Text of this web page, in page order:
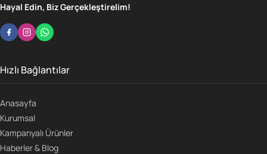
Hayal Edin, Biz Gerçekleştirelim!
Hızlı Bağlantılar
Anasayfa
Kurumsal
Kampanyalı Ürünler
Haberler & Blog